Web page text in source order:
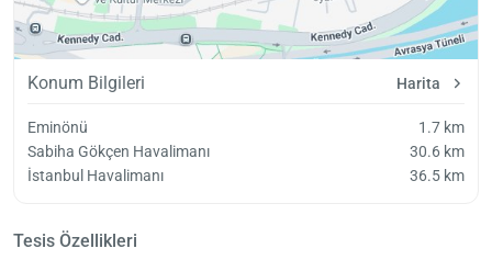
Konum Bilgileri Harita
Eminönü
1.7 km
Sabiha Gökçen Havalimanı
30.6 km
İstanbul Havalimanı
36.5 km
Tesis Özellikleri